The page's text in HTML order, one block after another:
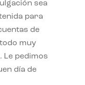
sea
para
de
muy
Le pedimos
día de